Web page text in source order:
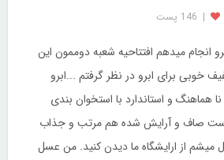
| 146 پست
انجام میدهم افتتاحیه شعبه دوممون این
خوبی برای ابرو در نظر گرفتم ...ابرو
هماهنگ و استاندارد با استخوان بندی
صاف و آرایش شده هم مرتب و جذاب
میشم از ارایشگاه ما دیدن کنید. من عسل